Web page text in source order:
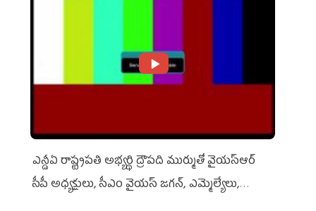
ఎన్డీఏ రాష్ట్ర‌ప‌తి అభ్య‌ర్థి ద్రౌప‌ది ముర్ముతో వైయ‌స్ఆర్
సీపీ అధ్య‌క్షులు, సీఎం వైయ‌స్ జ‌గ‌న్, ఎమ్మెల్యేలు,